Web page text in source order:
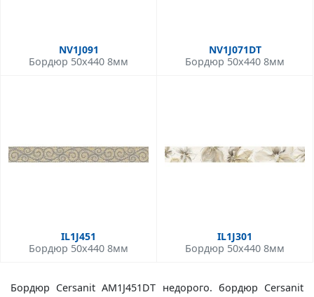
NV1J091
Бордюр 50x440 8мм
NV1J071DT
Бордюр 50x440 8мм
IL1J451
Бордюр 50x440 8мм
IL1J301
Бордюр 50x440 8мм
Бордюр Cersanit AM1J451DT недорого. бордюр Cersanit